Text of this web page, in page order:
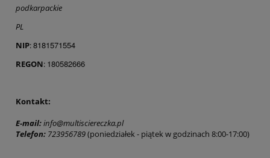
podkarpackie
PL
NIP:8181571554
REGON: 180582666
Kontakt:
E-mail:info@multisciereczka.pl
Telefon: 723956789(poniedziałek - piątek w godzinach 8:00-17:00)